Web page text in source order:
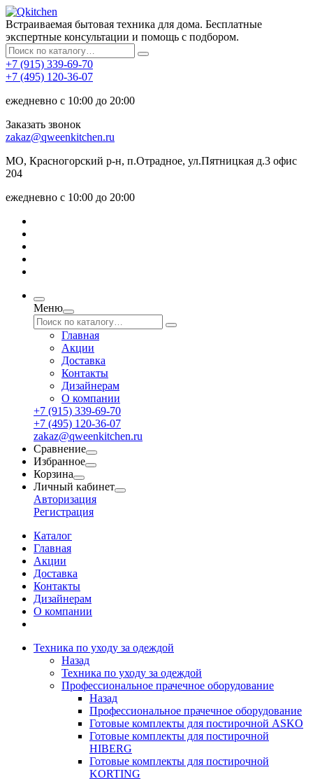
Встраиваемая бытовая техника для дома. Бесплатные
экспертные консультации и помощь с подбором.
+7 (915) 339-69-70
+7 (495) 120-36-07
ежедневно с 10:00 до 20:00
Заказать звонок
zakaz@qweenkitchen.ru
МО, Красногорский р-н, п.Отрадное, ул.Пятницкая д.3 офис
204
ежедневно с 10:00 до 20:00
Меню
Главная
Акции
Доставка
Контакты
Дизайнерам
О компании
+7 (915) 339-69-70
+7 (495) 120-36-07
zakaz@qweenkitchen.ru
Сравнение
Избранное
Корзина
Личный кабинет
Авторизация
Регистрация
Каталог
Главная
Акции
Доставка
Контакты
Дизайнерам
О компании
Техника по уходу за одеждой
Назад
Техника по уходу за одеждой
Профессиональное прачечное оборудование
Назад
Профессиональное прачечное оборудование
Готовые комплекты для постирочной ASKO
Готовые комплекты для постирочной
HIBERG
Готовые комплекты для постирочной
KORTING